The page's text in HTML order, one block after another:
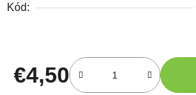
Kód:
€4,50